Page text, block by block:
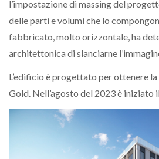
l’impostazione di massing del
delle parti e volumi che lo
fabbricato, molto orizzontale, ha
architettonica di slanciarne
L’edificio è progettato per ottenere
Gold. Nell’agosto del 2023 è iniziato